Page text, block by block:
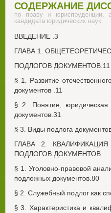
СОДЕРЖАНИЕ
по праву и юриспруденции,
кандидата юридических наук
ВВЕДЕНИЕ .3
ГЛАВА 1.
ПОДЛОГОВ ДОКУМЕНТОВ.11
§ 1. Развитие
документов .11
§ 2. Понятие,
документов.31
§ 3. Виды подлога
ГЛАВА 2.
ПОДЛОГОВ ДОКУМЕНТОВ.
§ 1. Уголовно-правовой
подложных документов.80
§ 2. Служебный подлог как
§ 3. Характеристика и